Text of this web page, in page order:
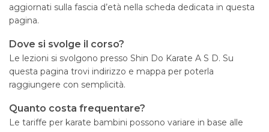
aggiornati sulla fascia d’età nella scheda dedicata in questa
pagina.
Dove si svolge il corso?
Le lezioni si svolgono presso Shin Do Karate A S D. Su
questa pagina trovi indirizzo e mappa per poterla
raggiungere con semplicità.
Quanto costa frequentare?
Le tariffe per karate bambini possono variare in base alle